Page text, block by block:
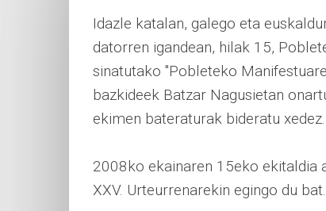
Idazle katalan, galego eta
datorren igandean, hilak 15,
sinatutako "Pobleteko
bazkideek Batzar Nagusietan
ekimen bateraturak bideratu xedez.
2008ko ekainaren 15eko ekitaldia
XXV. Urteurrenarekin egingo du bat.